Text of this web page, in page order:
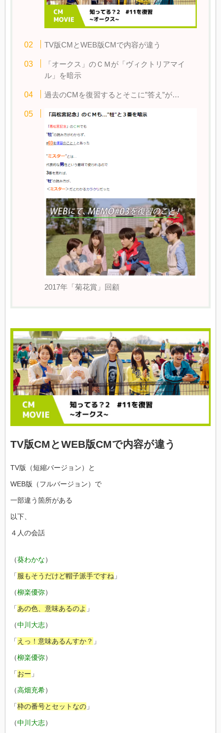
TV版CMとWEB版CMで内容が違う
「オークス」のＣＭが「ヴィクトリアマイ
ル」を暗示
過去のCMを復習するとそこに”答え”が…
2017年「菊花賞」回顧
TV版CMとWEB版CMで内容が違う
TV版（短縮バージョン）と
WEB版（フルバージョン）で
一部違う箇所がある
以下、
４人の会話
（葵わかな）
「服もそうだけど帽子派手ですね 」
（柳楽優弥）
「あの色、意味あるのよ 」
（中川大志）
「 えっ！意味あるんすか？ 」
（柳楽優弥）
「おー 」
（高畑充希）
「枠の番号とセットなの 」
（中川大志）